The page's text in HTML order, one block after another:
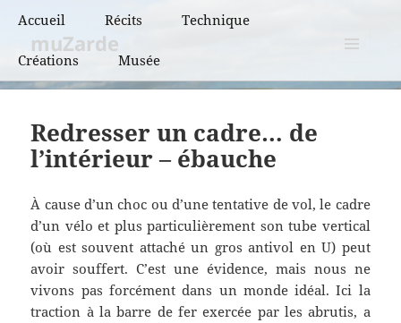
Accueil Récits
BCN et BPF
PBP
Flèches de France
Flèches de France
« vintage »
Technique
Créations Musée
muZarde
ET
Redresser un cadre… de
l’intérieur – ébauche
À cause d’un choc ou d’une tentative de vol, le cadre
d’un vélo et plus particulièrement son tube vertical
(où est souvent attaché un gros antivol en U) peut
avoir souffert. C’est une évidence, mais nous ne
vivons pas forcément dans un monde idéal. Ici la
traction à la barre de fer exercée par les abrutis, a